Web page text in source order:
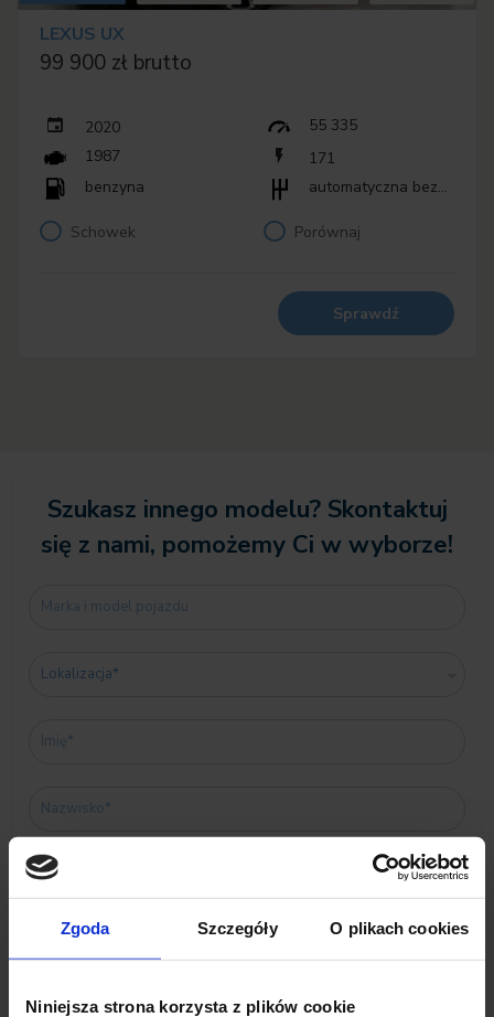
Zgoda Szczegóły O plikach cookies
Niniejsza strona korzysta z plików cookie
LEXUS UX
99 900 zł brutto
2020
55 335
1987
171
benzyna
automatyczna bezstopniowa (CVT)
Schowek Porównaj
Sprawdź
Szukasz innego modelu? Skontaktuj
się z nami, pomożemy Ci w wyborze!
* Pola oznaczone gwiazdką są obligatoryjne